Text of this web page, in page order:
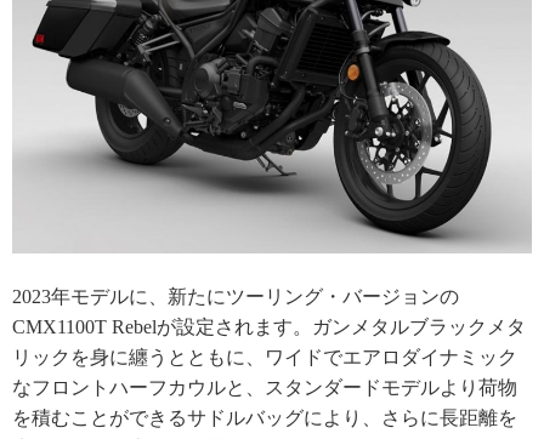
2023年モデルに、新たにツーリング・バージョンの
CMX1100T Rebelが設定されます。ガンメタルブラックメタ
リックを身に纏うとともに、ワイドでエアロダイナミック
なフロントハーフカウルと、スタンダードモデルより荷物
を積むことができるサドルバッグにより、さらに長距離を